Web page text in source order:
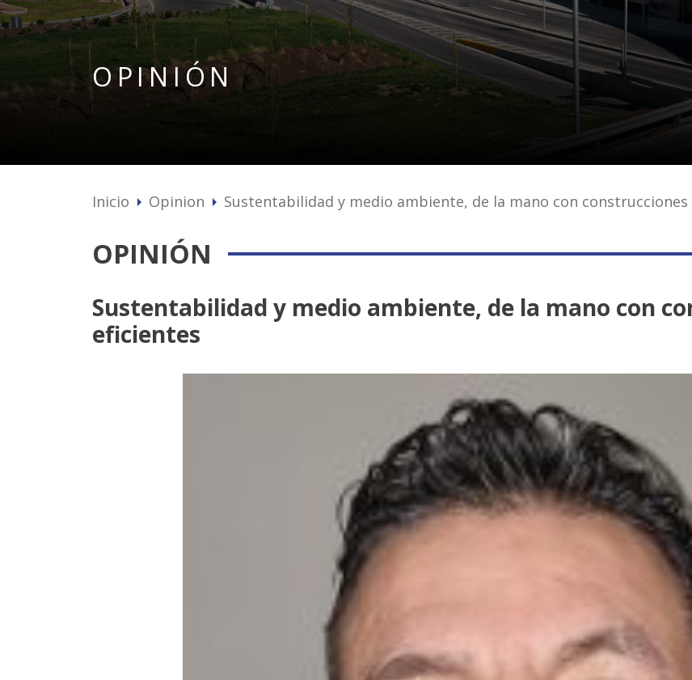
OPINIÓN
Inicio arrow_right Opinion arrow_right Sustentabilidad y medio ambiente, de la mano con
OPINIÓN
Sustentabilidad y medio ambiente, de la mano con
eficientes